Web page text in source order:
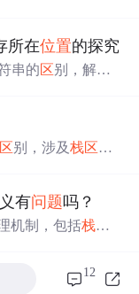
所在位置的探究
串的区别，解释
的存储
用，强调了理解
区别，涉及栈区、
此外，文章还探
址的概念。
有问题吗？
机制，包括栈区
12